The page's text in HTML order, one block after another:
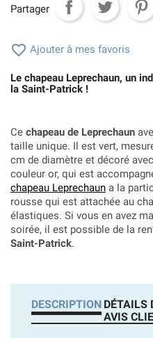
Partager
 Ajouter à mes favoris
Le chapeau Leprechaun, un
la Saint-Patrick !
Ce chapeau de Leprechaun
taille unique. Il est vert,
cm de diamètre et décoré
couleur or, qui est
chapeau Leprechaun a la
rousse qui est attachée au
élastiques. Si vous en avez
soirée, il est possible de la
Saint-Patrick.
DESCRIPTION DÉTAILS
AVIS